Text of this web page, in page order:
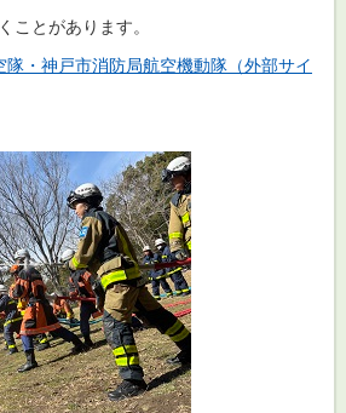
ことがあります。
隊・神戸市消防局航空機動隊（外部サイ